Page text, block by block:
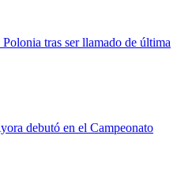
tras ser llamado de última
debutó en el Campeonato